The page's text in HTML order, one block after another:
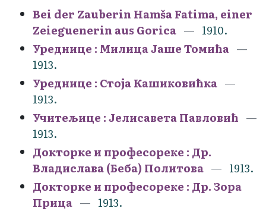
Bei der Zauberin Hamša Fatima, einer
Zeieguenerin aus Gorica
1910.
Уреднице : Милица Јаше Томића
1913.
Уреднице : Стоја Кашиковићка
1913.
Учитељице : Јелисавета Павловић
1913.
Докторке и професореке : Др.
Владислава (Беба) Политова
1913.
Докторке и професореке : Др. Зора
Прица
1913.